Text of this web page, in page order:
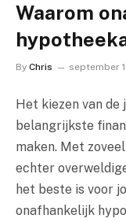
Waarom
By Chris september
Het kiezen van de
belangrijkste
maken. Met
echter
het beste is voor
onafhankelijk